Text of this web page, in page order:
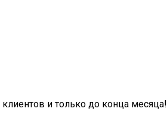
и только до конца месяца!